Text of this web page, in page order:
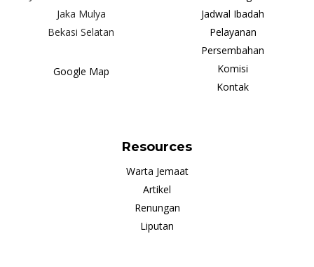
Jaka Mulya
Bekasi Selatan
Google Map
Jadwal Ibadah
Pelayanan
Persembahan
Komisi
Kontak
Resources
Warta Jemaat
Artikel
Renungan
Liputan